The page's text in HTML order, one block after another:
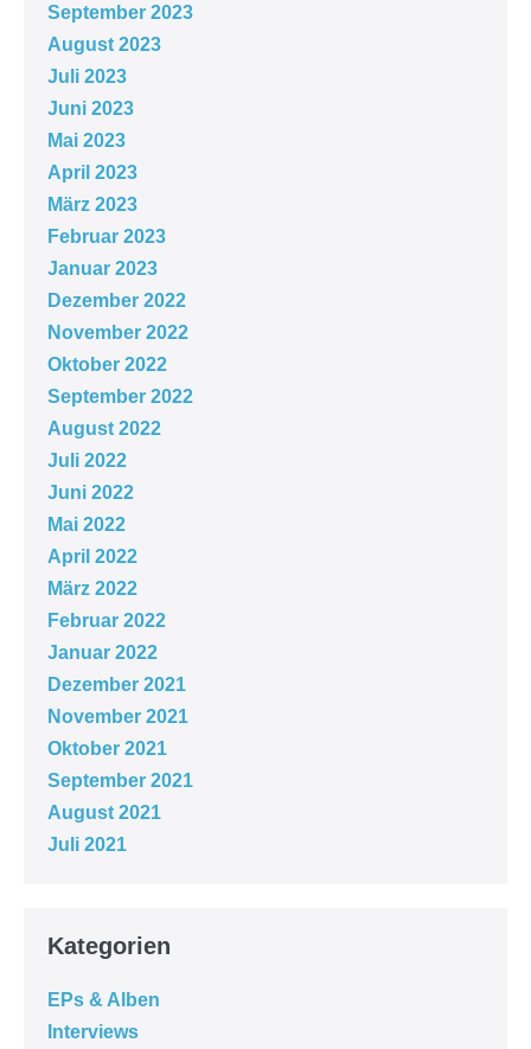
September 2023
August 2023
Juli 2023
Juni 2023
Mai 2023
April 2023
März 2023
Februar 2023
Januar 2023
Dezember 2022
November 2022
Oktober 2022
September 2022
August 2022
Juli 2022
Juni 2022
Mai 2022
April 2022
März 2022
Februar 2022
Januar 2022
Dezember 2021
November 2021
Oktober 2021
September 2021
August 2021
Juli 2021
Kategorien
EPs & Alben
Interviews